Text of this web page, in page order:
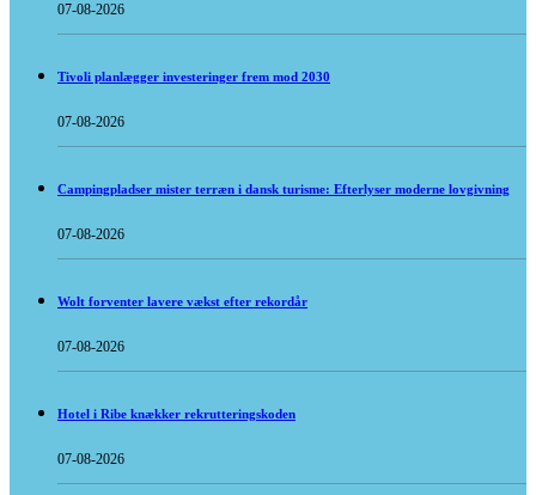
07-08-2026
Tivoli planlægger investeringer frem mod 2030
07-08-2026
Campingpladser mister terræn i dansk turisme: Efterlyser moderne lovgivning
07-08-2026
Wolt forventer lavere vækst efter rekordår
07-08-2026
Hotel i Ribe knækker rekrutteringskoden
07-08-2026